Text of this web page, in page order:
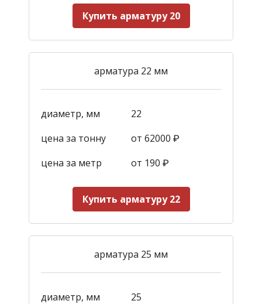
Купить арматуру 20
арматура 22 мм
диаметр, мм
22
цена за тонну
от 62000 ₽
цена за метр
от 190 ₽
Купить арматуру 22
арматура 25 мм
диаметр, мм
25